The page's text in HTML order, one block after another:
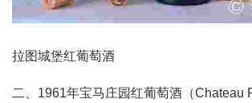
拉图城堡红葡萄酒
二、1961年宝马庄园红葡萄酒（Chateau